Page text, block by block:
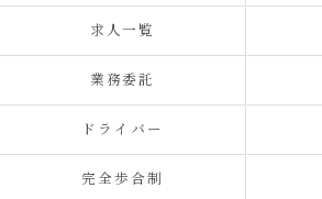
求人一覧
業務委託
ドライバー
完全歩合制